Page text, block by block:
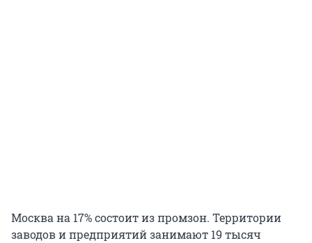
Москва на 17% состоит из промзон. Территории
заводов и предприятий занимают 19 тысяч